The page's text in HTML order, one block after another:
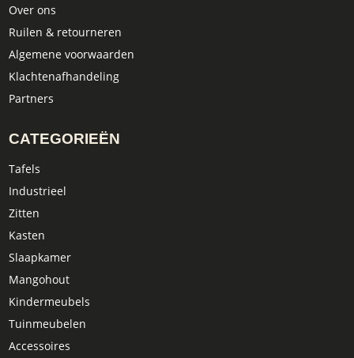
Over ons
Ruilen & retourneren
Algemene voorwaarden
Klachtenafhandeling
Partners
CATEGORIEËN
Tafels
Industrieel
Zitten
Kasten
Slaapkamer
Mangohout
Kindermeubels
Tuinmeubelen
Accessoires